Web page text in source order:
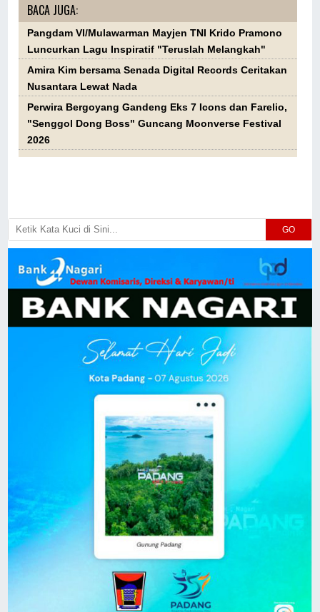
BACA JUGA:
Pangdam VI/Mulawarman Mayjen TNI Krido Pramono
Luncurkan Lagu Inspiratif "Teruslah Melangkah"
Amira Kim bersama Senada Digital Records Ceritakan
Nusantara Lewat Nada
Perwira Bergoyang Gandeng Eks 7 Icons dan Farelio,
"Senggol Dong Boss" Guncang Moonverse Festival
2026
GO